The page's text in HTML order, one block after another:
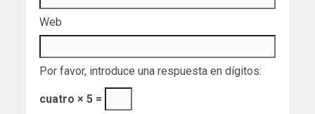
Web
Por favor, introduce una respuesta en dígitos:
cuatro × 5 =